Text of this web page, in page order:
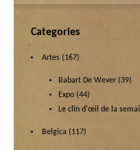
Categories
Artes (167)
Babart De Wever (39)
Expo (44)
Le clin d'œil de la
Belgica (117)